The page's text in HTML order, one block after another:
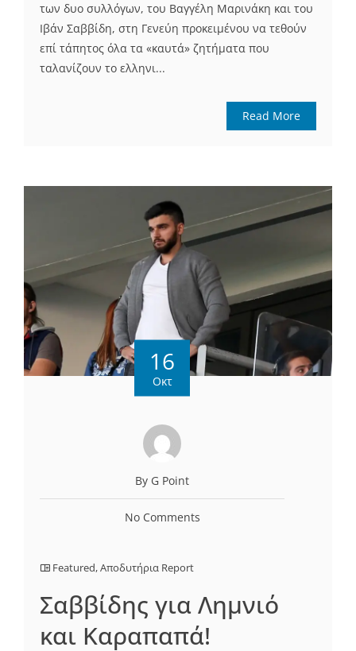
των δυο συλλόγων, του Βαγγέλη Μαρινάκη και του
Ιβάν Σαββίδη, στη Γενεύη προκειμένου να τεθούν
επί τάπητος όλα τα «καυτά» ζητήματα που
ταλανίζουν το ελληνι...
Read More
16
Οκτ
By G Point
No Comments
Featured,Αποδυτήρια Report
Σαββίδης για Λημνιό
και Καραπαπά!